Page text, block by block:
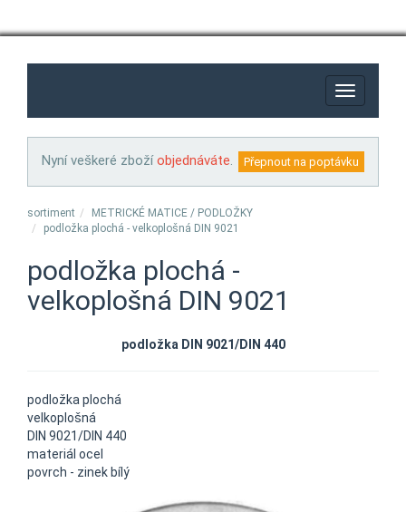
Toggle
navigation
Nyní veškeré zbožíobjednáváte.
sortiment
METRICKÉ MATICE / PODLOŽKY
podložka plochá - velkoplošná DIN 9021
podložka plochá -
velkoplošná DIN 9021
podložka DIN 9021/DIN 440
podložka plochá
velkoplošná
DIN 9021/DIN 440
materiál ocel
povrch - zinek bílý